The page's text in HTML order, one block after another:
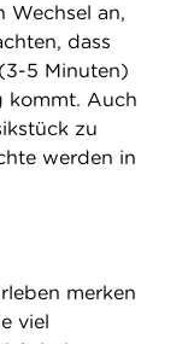
Wechsel an,
dass
5 Minuten)
kommt. Auch
zu
werden in
merken
viel